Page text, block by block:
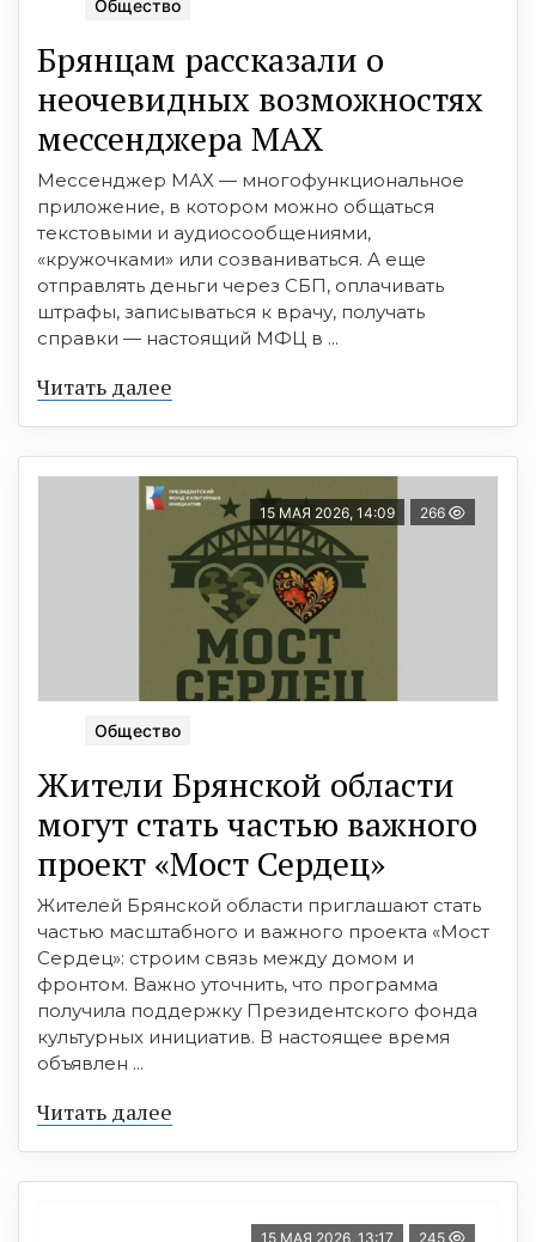
Общество
Брянцам рассказали о
неочевидных возможностях
мессенджера МАХ
Мессенджер МАХ — многофункциональное
приложение, в котором можно общаться
текстовыми и аудиосообщениями,
«кружочками» или созваниваться. А еще
отправлять деньги через СБП, оплачивать
штрафы, записываться к врачу, получать
справки — настоящий МФЦ в ...
Читать далее
15 МАЯ 2026, 14:09 266
Общество
Жители Брянской области
могут стать частью важного
проект «Мост Сердец»
Жителей Брянской области приглашают стать
частью масштабного и важного проекта «Мост
Сердец»: строим связь между домом и
фронтом. Важно уточнить, что программа
получила поддержку Президентского фонда
культурных инициатив. В настоящее время
объявлен ...
Читать далее
15 МАЯ 2026, 13:17 245